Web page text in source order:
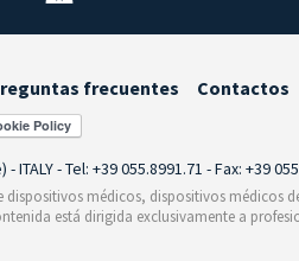
frecuentes Contactos
- Tel: +39 055.8991.71 - Fax: +39
médicos, dispositivos
está dirigida exclusivamente a